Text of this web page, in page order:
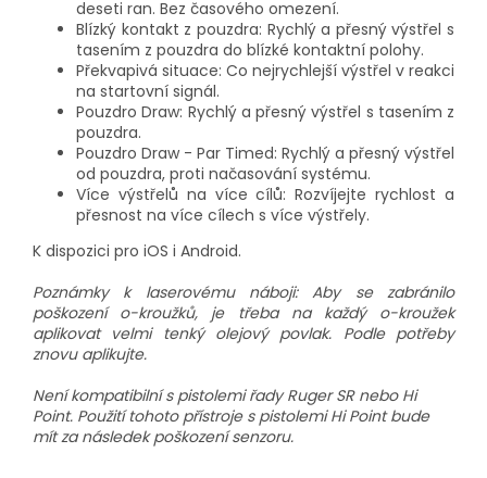
deseti ran. Bez časového omezení.
Blízký kontakt z pouzdra: Rychlý a přesný výstřel s
tasením z pouzdra do blízké kontaktní polohy.
Překvapivá situace: Co nejrychlejší výstřel v reakci
na startovní signál.
Pouzdro Draw: Rychlý a přesný výstřel s tasením z
pouzdra.
Pouzdro Draw - Par Timed: Rychlý a přesný výstřel
od pouzdra, proti načasování systému.
Více výstřelů na více cílů: Rozvíjejte rychlost a
přesnost na více cílech s více výstřely.
K dispozici pro iOS i Android.
Poznámky k laserovému náboji: Aby se zabránilo
poškození o-kroužků, je třeba na každý o-kroužek
aplikovat velmi tenký olejový povlak. Podle potřeby
znovu aplikujte.
Není kompatibilní s pistolemi řady Ruger SR nebo Hi
Point. Použití tohoto přístroje s pistolemi Hi Point bude
mít za následek poškození senzoru.